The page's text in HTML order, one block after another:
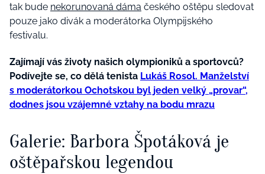
tak bude nekorunovaná dáma českého oštěpu sledovat
pouze jako divák a moderátorka Olympijského
festivalu.
Zajímají vás životy našich olympioniků a sportovců?
Podívejte se, co dělá tenista Lukáš Rosol. Manželství
s moderátorkou Ochotskou byl jeden velký „provar“,
dodnes jsou vzájemné vztahy na bodu mrazu
Galerie: Barbora Špotáková je
oštěpařskou legendou